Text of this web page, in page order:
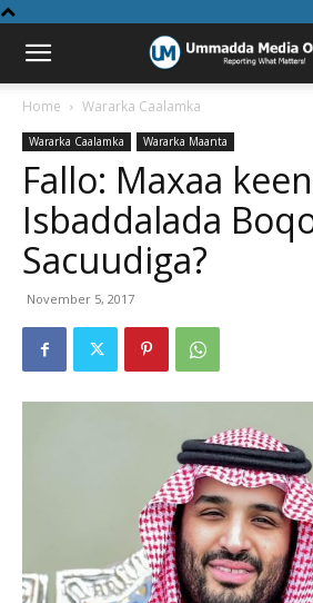
Home Wararka Caalamka
Wararka Caalamka Wararka Maanta
Fallo: Maxaa
Isbaddalada
Sacuudiga?
November 5, 2017